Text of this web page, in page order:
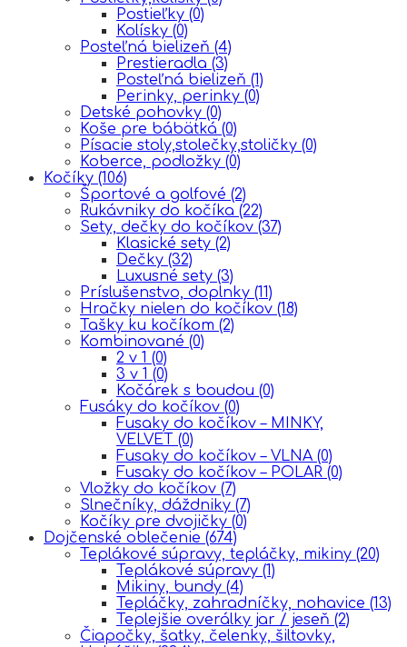
Postieľky (0)
Kolísky (0)
Posteľná bielizeň (4)
Prestieradla (3)
Posteľná bielizeň (1)
Perinky, perinky (0)
Detské pohovky (0)
Koše pre bábätká (0)
Písacie stoly,stolečky,stoličky (0)
Koberce, podložky (0)
Kočíky (106)
Športové a golfové (2)
Rukávniky do kočíka (22)
Sety, dečky do kočíkov (37)
Klasické sety (2)
Dečky (32)
Luxusné sety (3)
Príslušenstvo, doplnky (11)
Hračky nielen do kočíkov (18)
Tašky ku kočíkom (2)
Kombinované (0)
2 v 1 (0)
3 v 1 (0)
Kočárek s boudou (0)
Fusáky do kočíkov (0)
Fusaky do kočíkov – MINKY,
VELVET (0)
Fusaky do kočíkov – VLNA (0)
Fusaky do kočíkov – POLAR (0)
Vložky do kočíkov (7)
Slnečníky, dáždniky (7)
Kočíky pre dvojičky (0)
Dojčenské oblečenie (674)
Teplákové súpravy, tepláčky, mikiny (20)
Teplákové súpravy (1)
Mikiny, bundy (4)
Tepláčky, zahradníčky, nohavice (13)
Teplejšie overálky jar / jeseň (2)
Čiapočky, šatky, čelenky, šiltovky,